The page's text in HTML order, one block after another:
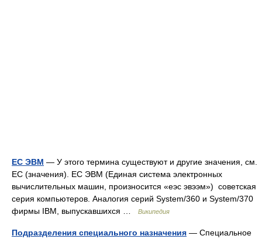
ЕС ЭВМ — У этого термина существуют и другие значения, см.
ЕС (значения). ЕС ЭВМ (Единая система электронных
вычислительных машин, произносится «еэс эвээм») советская
серия компьютеров. Аналогия серий System/360 и System/370
фирмы IBM, выпускавшихся …
Википедия
Подразделения специального назначения — Специальное